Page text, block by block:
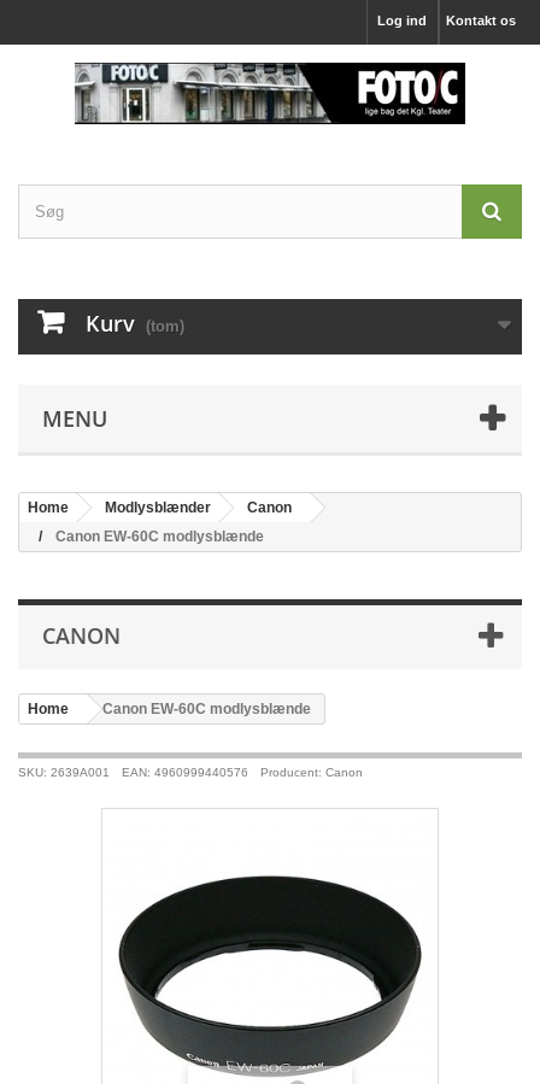
Kontakt os
Log ind
Kurv (tom)
MENU
Home Modlysblænder
Canon
Canon EW-60C modlysblænde
CANON
Home >Canon EW-60C modlysblænde
SKU: 2639A001 EAN: 4960999440576 Producent: Canon